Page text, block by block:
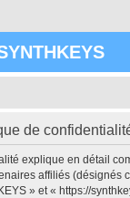
de
explique en détail
affiliés (désignés
» et « https://